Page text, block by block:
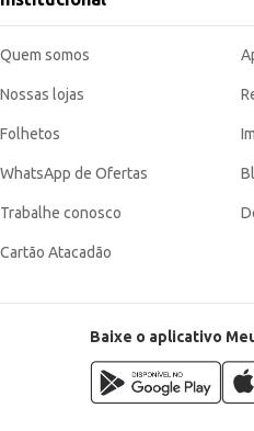
a alimentação das
Quem somos
Nossas lojas
Folhetos
WhatsApp de Ofertas
Trabalhe conosco
Cartão Atacadão
Baixe o aplicativo